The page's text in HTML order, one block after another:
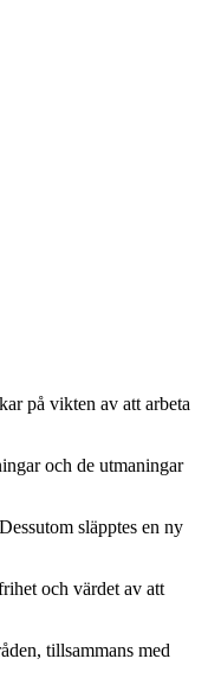
på vikten av att arbeta
och de utmaningar
släpptes en ny
och värdet av att
tillsammans med